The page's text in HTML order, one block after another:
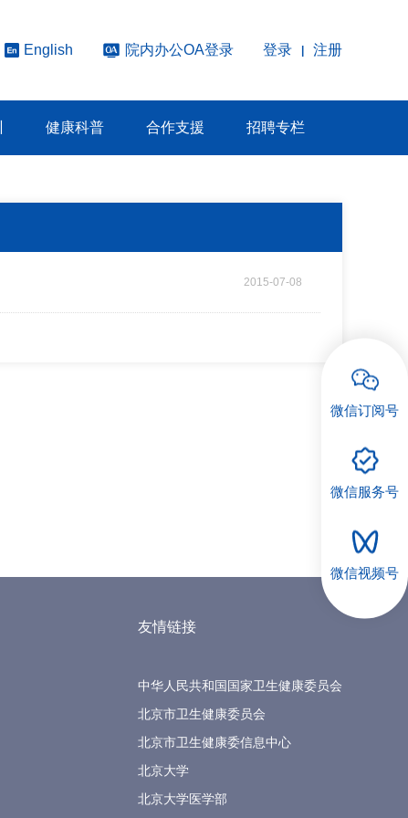
English 院内办公OA登录 登录 注册
健康科普 合作支援 招聘专栏
2015-07-08
友情链接
中华人民共和国国家卫生健康委员会
北京市卫生健康委员会
北京市卫生健康委信息中心
北京大学
北京大学医学部
微信订阅号
微信服务号
微信视频号